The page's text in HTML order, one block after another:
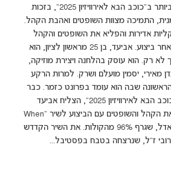
המתמודדים המסקרנים ביותר ב"כוכב הבא לאירוויזיון 2025", בזכות
התמיכה מצוות השופטים ואהבת הקהל.
אדירות והפליא את השופטים והקהל
שבוע אחר שבוע, ביצוע אחר ביצוע. אביעד, בן 25 מראשון לציון, הוא
לא רק. הוא עוסק בהלחנה ויצירת מוזיקה,
מאירי, יסמין מועלם ושרק. למרות הרקע
שבה הוא עומד בפרונט כזמר. כבר
באודישן הראשון שלו ב"כוכב הבא לאירוויזיון 2025", הצליח אביעד
לשבור שיאים ולהרשים את הקהל והשופטים עם הביצוע לשיר "When
We Were Young" של אדל, שגרף 96% מהקולות. את השיר הקדדש
ז"ל, שנרצחה בטבח בפסטיבל...